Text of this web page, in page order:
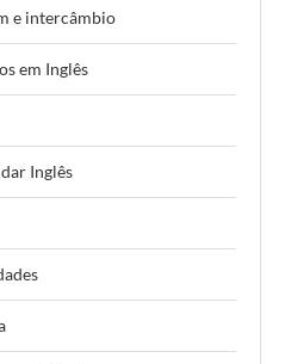
e intercâmbio
em Inglês
Inglês